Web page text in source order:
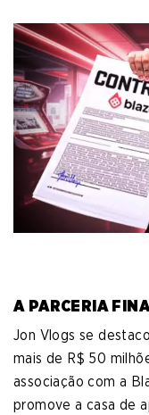
A PARCERIA
Jon Vlogs se
mais de R$ 50
associação com a
promove a casa de